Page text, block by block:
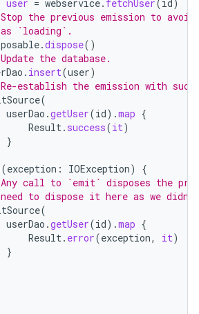
user = webservice. fetchUser(id)
the previous emission to avoid
`loading`.
.dispose()
the database.
. insert(user)
establish the emission with
(
userDao .getUser(id).map {
Result. success(it)
}
(exception : IOException)
{
call to `emit` disposes the
to dispose it here as we
(
userDao .getUser(id).map {
Result. error(exception, it)
}